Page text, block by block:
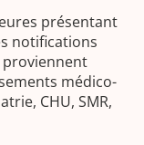
présentant
notifications
proviennent
médico-
CHU, SMR,